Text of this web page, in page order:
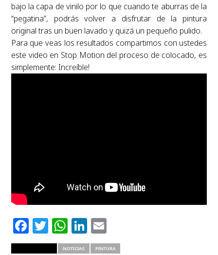
bajo la capa de vinilo por lo que cuando te aburras de la
“pegatina”, podrás volver a disfrutar de la pintura
original tras un buen lavado y quizá un pequeño pulido.
Para que veas los resultados compartimos con ustedes
este video en Stop Motion del proceso de colocado, es
simplemente: Increíble!
Facebook
Twitter
WhatsApp
LinkedIn
Email
NOTICIAS PINTURA